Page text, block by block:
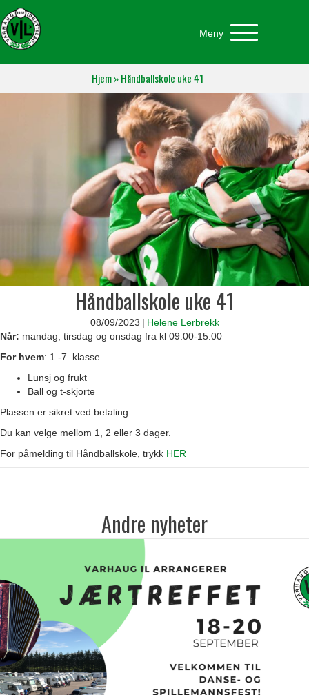
Meny
Hjem»Håndballskole uke 41
Håndballskole uke 41
08/09/2023 | Helene Lerbrekk
Når: mandag, tirsdag og onsdag fra kl 09.00-15.00
For hvem: 1.-7. klasse
Lunsj og frukt
Ball og t-skjorte
Plassen er sikret ved betaling
Du kan velge mellom 1, 2 eller 3 dager.
For påmelding til Håndballskole, trykk HER
Andre nyheter